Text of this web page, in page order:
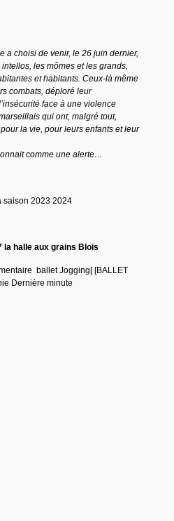
a choisi de venir, le 26 juin dernier,
les mômes et les grands,
et habitants. Ceux-là même
combats, déploré leur
face à une violence
qui ont, malgré tout,
la vie, pour leurs enfants et leur
comme une alerte…
saison 2023 2024
la halle aux grains Blois
ballet Jogging[[BALLET
Dernière minute